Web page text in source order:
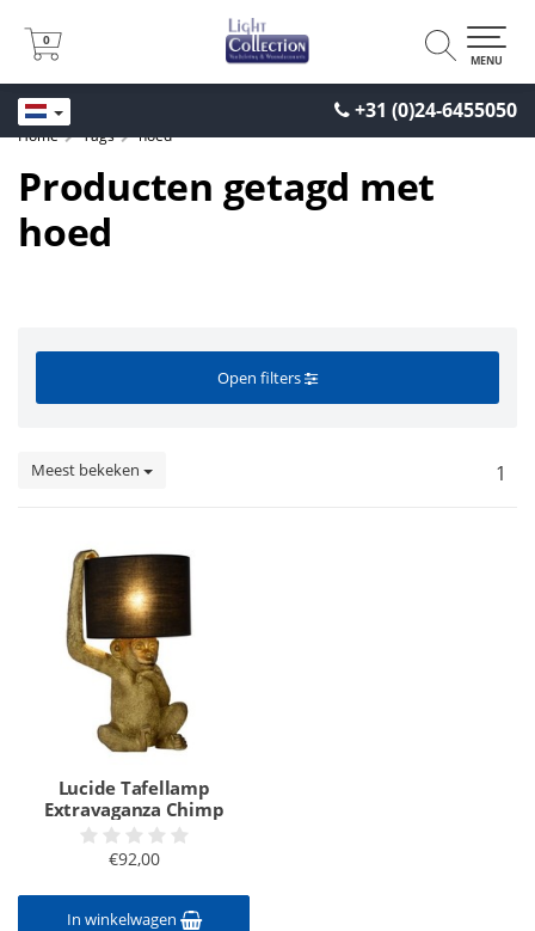
+31 (0)24-6455050
0
0
MENU
Home Tags hoed
Producten getagd met
hoed
Open filters
Meest bekeken 1
Lucide Tafellamp
Extravaganza Chimp
€92,00
In winkelwagen